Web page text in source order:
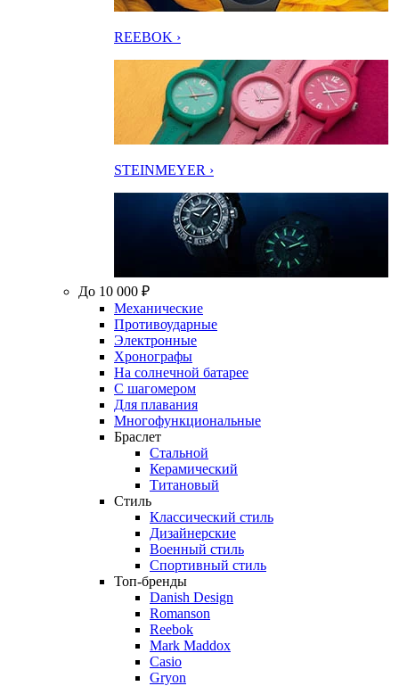
REEBOK ›
STEINMEYER ›
До 10 000 ₽
Механические
Противоударные
Электронные
Хронографы
На солнечной батарее
С шагомером
Для плавания
Многофункциональные
Браслет
Стальной
Керамический
Титановый
Стиль
Классический стиль
Дизайнерские
Военный стиль
Спортивный стиль
Топ-бренды
Danish Design
Romanson
Reebok
Mark Maddox
Casio
Gryon